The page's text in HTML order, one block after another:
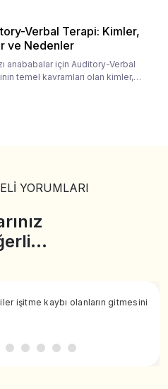
Verbal Terapi: Kimler,
ve Nedenler
anababalar için Auditory-Verbal
temel kavramları olan kimler,
YORUMLARI
işitme kaybı olanların gitmesini